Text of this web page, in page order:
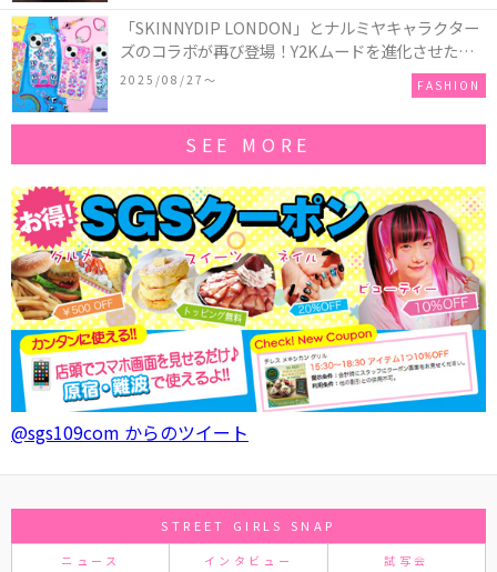
「SKINNYDIP LONDON」とナルミヤキャラクター
ズのコラボが再び登場！Y2Kムードを進化させた新
作コレクションを発売♪
2025/08/27〜 FASHION
SEE MORE
@sgs109com からのツイート
STREET GIRLS SNAP
ニュース インタビュー 試写会